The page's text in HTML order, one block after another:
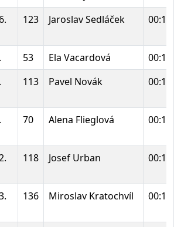
123 Jaroslav Sedláček
53 Ela Vacardová
113 Pavel Novák
70 Alena Flieglová
118 Josef Urban
136 Miroslav Kratochvíl